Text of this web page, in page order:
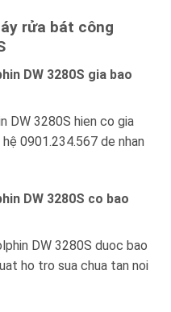
rửa bát công
DW 3280S gia bao
DW 3280S hien co gia
0901.234.567 de nhan
DW 3280S co bao
DW 3280S duoc bao
ho tro sua chua tan noi